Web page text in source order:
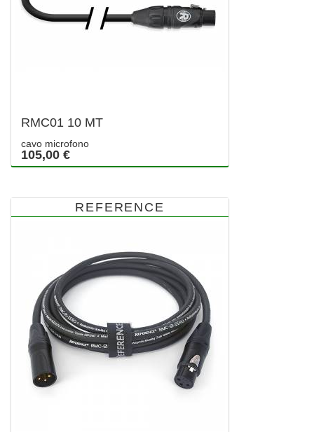
RMC01 10 MT
cavo microfono
105,00 €
REFERENCE